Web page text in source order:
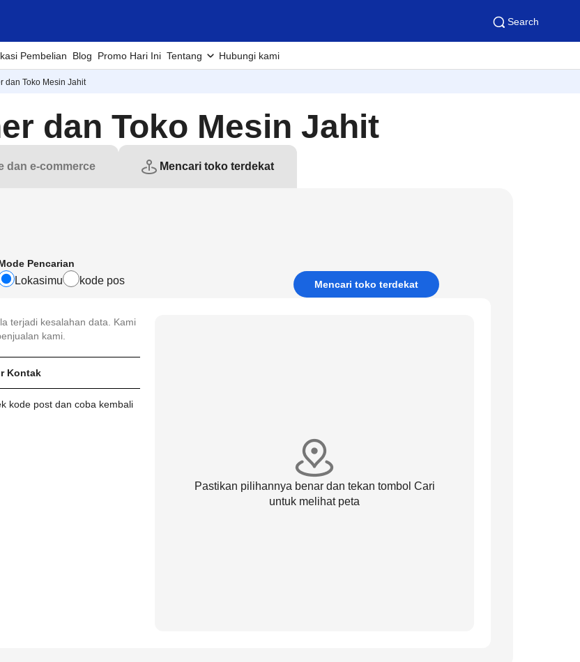
Search
Pembelian Blog Promo Hari Ini Tentang Hubungi kami
dan Toko Mesin Jahit
dan Toko Mesin Jahit
dan e-commerce Mencari toko terdekat
Pencarian
Lokasimu kode pos Mencari toko terdekat
terjadi kesalahan data. Kami
kami.
Kontak
kode post dan coba kembali
Pastikan pilihannya benar dan tekan tombol Cari
untuk melihat peta